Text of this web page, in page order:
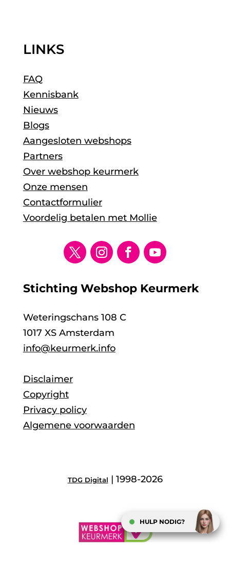
LINKS
FAQ
Kennisbank
Nieuws
Blogs
Aangesloten webshops
Partners
Over webshop keurmerk
Onze mensen
Contactformulier
Voordelig betalen met Mollie
Stichting Webshop Keurmerk
Weteringschans 108 C
1017 XS Amsterdam
info@keurmerk.info
Disclaimer
Copyright
Privacy policy
Algemene voorwaarden
TDG Digital | 1998-2026
HULP NODIG?